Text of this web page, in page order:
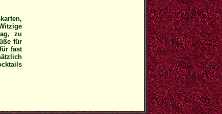
zu
für
fast